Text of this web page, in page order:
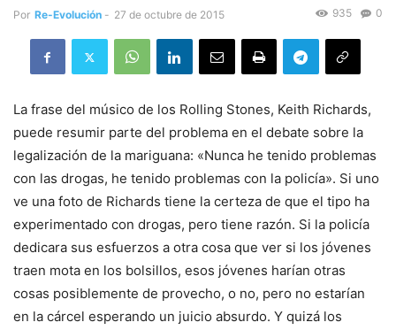
Por Re-Evolución - 27 de octubre de 2015 0
935
La frase del músico de los Rolling Stones, Keith Richards,
puede resumir parte del problema en el debate sobre la
legalización de la mariguana: «Nunca he tenido problemas
con las drogas, he tenido problemas con la policía». Si uno
ve una foto de Richards tiene la certeza de que el tipo ha
experimentado con drogas, pero tiene razón. Si la policía
dedicara sus esfuerzos a otra cosa que ver si los jóvenes
traen mota en los bolsillos, esos jóvenes harían otras
cosas posiblemente de provecho, o no, pero no estarían
en la cárcel esperando un juicio absurdo. Y quizá los